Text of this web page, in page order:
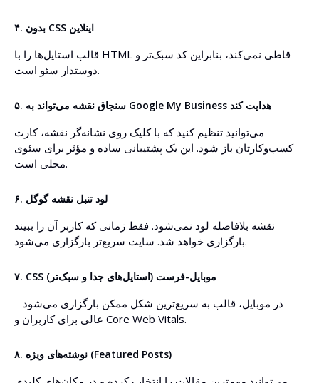
۴. بدون CSS اینلاین
قالب استایل‌ها را با HTML قاطی نمی‌کند، بنابراین کد سبک‌تر و
دوستدار سئو است.
۵. سنجاق نقشه می‌تواند به Google My Business هدایت کند
می‌توانید تنظیم کنید که با کلیک روی نشانه‌گر نقشه، کارت
کسب‌وکارتان باز شود. این یک پشتیبانی ساده و مؤثر برای سئوی
محلی است.
۶. لود تنبل نقشه گوگل
نقشه بلافاصله لود نمی‌شود. فقط زمانی که کاربر آن را ببیند
بارگزاری خواهد شد. سایت سریع‌تر بارگزاری می‌شود.
۷. CSS موبایل-فرست (استایل‌های جدا و سبک‌تر)
در موبایل، قالب به سریع‌ترین شکل ممکن بارگزاری می‌شود –
عالی برای کاربران و Core Web Vitals.
۸. نوشته‌های ویژه (Featured Posts)